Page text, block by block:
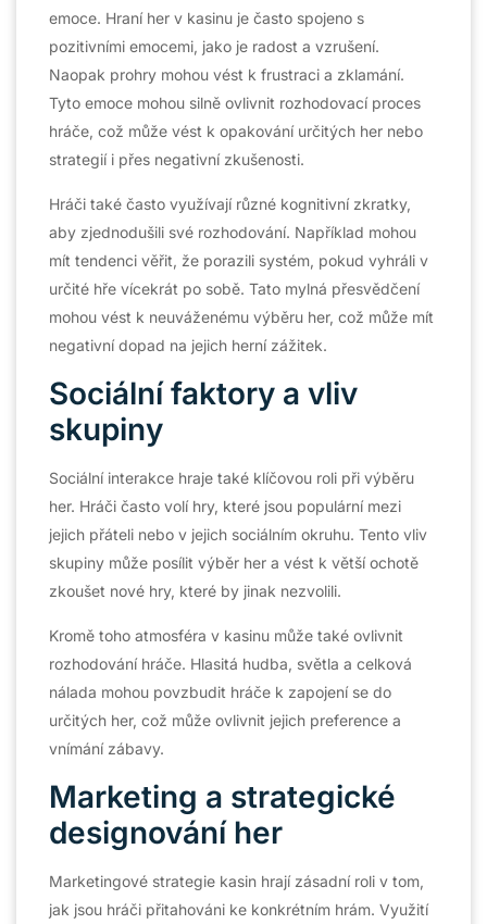
emoce. Hraní her v kasinu je často spojeno s
pozitivními emocemi, jako je radost a vzrušení.
Naopak prohry mohou vést k frustraci a zklamání.
Tyto emoce mohou silně ovlivnit rozhodovací proces
hráče, což může vést k opakování určitých her nebo
strategií i přes negativní zkušenosti.
Hráči také často využívají různé kognitivní zkratky,
aby zjednodušili své rozhodování. Například mohou
mít tendenci věřit, že porazili systém, pokud vyhráli v
určité hře vícekrát po sobě. Tato mylná přesvědčení
mohou vést k neuváženému výběru her, což může mít
negativní dopad na jejich herní zážitek.
Sociální faktory a vliv
skupiny
Sociální interakce hraje také klíčovou roli při výběru
her. Hráči často volí hry, které jsou populární mezi
jejich přáteli nebo v jejich sociálním okruhu. Tento vliv
skupiny může posílit výběr her a vést k větší ochotě
zkoušet nové hry, které by jinak nezvolili.
Kromě toho atmosféra v kasinu může také ovlivnit
rozhodování hráče. Hlasitá hudba, světla a celková
nálada mohou povzbudit hráče k zapojení se do
určitých her, což může ovlivnit jejich preference a
vnímání zábavy.
Marketing a strategické
designování her
Marketingové strategie kasin hrají zásadní roli v tom,
jak jsou hráči přitahováni ke konkrétním hrám. Využití